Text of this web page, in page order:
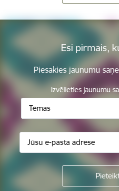
Esi pirmais,
Piesakies jaunumu
Izvēlieties jaunumu
Tēmas